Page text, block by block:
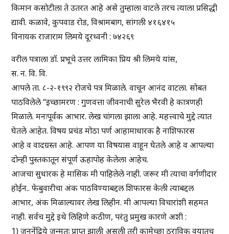
किमान कसोटीला ते उतरत आहे असे तुम्हाला वाटले तरच त्याला प्रसिद्धी
द्यावी. कळावे, कुपवाड रोड, विश्रामबाग, सांगली ४१६४१५
विनायक राजाराम लिमये दूरध्वनी : ७४२६९
वरील पत्राला डॉ. प्रभूचे उत्तर लामिका प्रिय श्री लिमये यांस,
स. न. वि. वि.
आपले ता. ८-२-१९९२ रोजचे पत्र मिळाले. वाचून आनंद वाटला. सोबत
पाठविलेले “इच्छामरण : गुणवत्ता जीवनाची सुरेल भैरवी हे कात्रणही
मिळाले. मनःपूर्वक आभार. लेख चांगला झाला आहे. महत्त्वाचे मुद्दे त्यात
घेतले आहेत. विषय प्रचंड मोठा पर्ण आहामाधारक है नाशिफारस
आहे व वादग्रस्त आहे. आपण या विषयास वाहून घेतले आहे व आपल्या
दोन्ही पुस्तकातून संपूर्ण ऊहापोह केलेला आहेच.
आजचा सुधारक हे मासिक मी पाहिलेले नाही. जरूर मी त्याचा वर्गणीदार
होईन.. फेबुवारीचा अंक पाठविण्याबद्दल शिफारस केली त्याबद्दल
आभार, अंक मिळाल्यावर लेख लिहीन. मी आपल्या विचारांशी सहमत
नाही. सर्वच मुद्दे इथे लिहिणे कठीण, परंतु प्रमुख कारणे अशी :
1) जननेंद्रिये जन्मतः प्राप्त झाली असली तरी कामेच्छा ठराविक वयातच